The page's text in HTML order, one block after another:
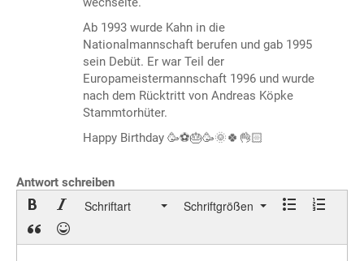
Ab 1993 wurde Kahn in die
Nationalmannschaft berufen und gab 1995
sein Debüt. Er war Teil der
Europameistermannschaft 1996 und wurde
nach dem Rücktritt von Andreas Köpke
Stammtorhüter.
Happy Birthday 🥳⚽️🎂🥳🌞🍀👌🏻
Antwort schreiben
Schriftart Schriftgrößen